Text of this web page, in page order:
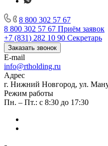
8 800 302 57 67
8 800 302 57 67 Приём заявок
+7 (831) 282 10 90 Секретарь
Заказать звонок
E-mail
info@rtholding.ru
Адрес
г. Нижний Новгород, ул.
Режим работы
Пн. – Пт.: с 8:30 до 17:30